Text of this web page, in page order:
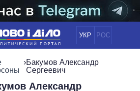
УКР РОС
НОВОСТИ
ПОЛИТИКА
ОБЕЩАНИЯ
›Бакумов Александр
Сергеевич
Александр